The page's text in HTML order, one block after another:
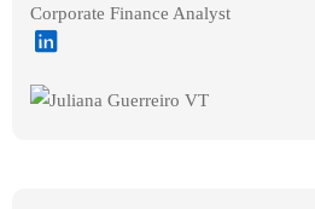
Corporate Finance Analyst